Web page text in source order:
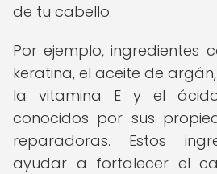
de tu cabello.
Por ejemplo, ingredientes
keratina, el aceite de
la vitamina E y el
conocidos por sus
reparadoras. Estos
ayudar a fortalecer el